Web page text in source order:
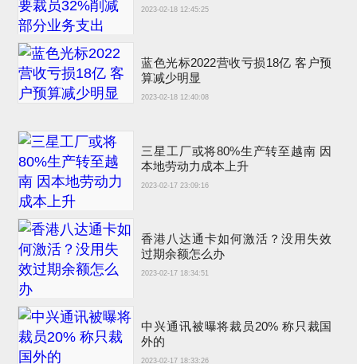
2023-02-18 12:45:25
蓝色光标2022营收亏损18亿 客户预
算减少明显
2023-02-18 12:40:08
三星工厂或将80%生产转至越南 因
本地劳动力成本上升
2023-02-17 23:09:16
香港八达通卡如何激活？没用失效
过期余额怎么办
2023-02-17 18:34:51
中兴通讯被曝将裁员20% 称只裁国
外的
2023-02-17 18:33:26